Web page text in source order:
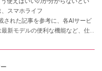
スマホライフ
れた記事を参考に、各AIサービ
新モデルの便利な機能など、仕